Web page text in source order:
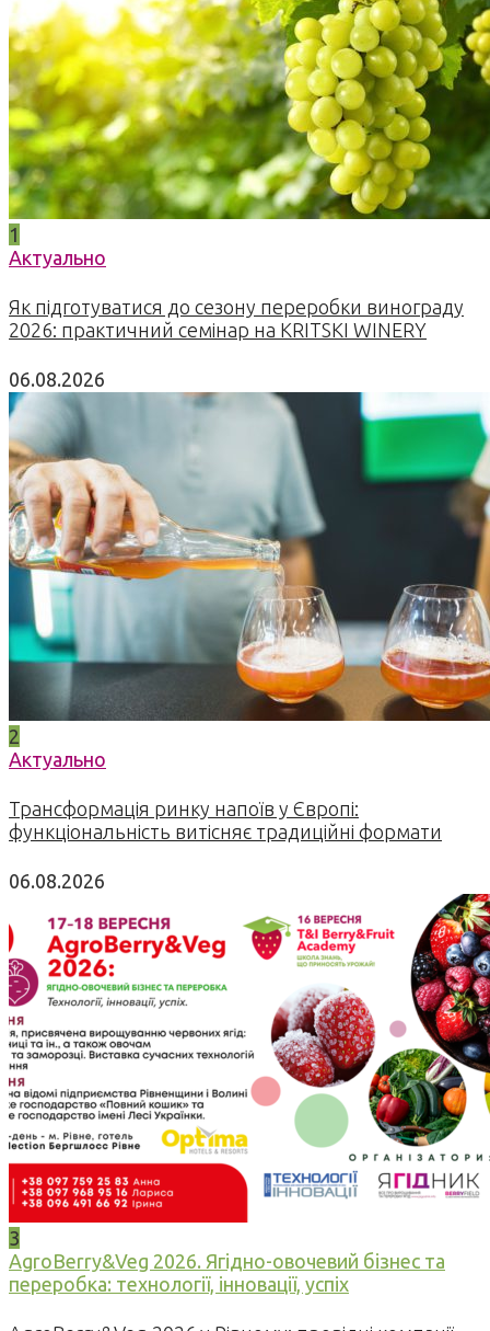
1
Актуально
Як підготуватися до сезону переробки винограду
2026: практичний семінар на KRITSKI WINERY
06.08.2026
2
Актуально
Трансформація ринку напоїв у Європі:
функціональність витісняє традиційні формати
06.08.2026
3
AgroBerry&Veg 2026. Ягідно-овочевий бізнес та
переробка: технології, інновації, успіх